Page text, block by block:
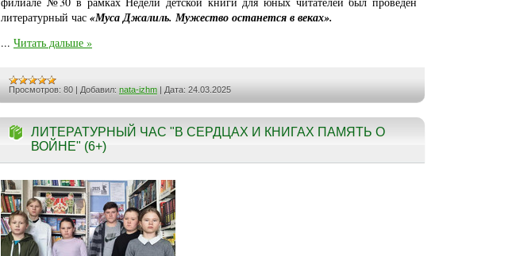
литературный час «Муса Джалиль. Мужество останется в веках».
... Читать дальше »
Просмотров: 80 Добавил: nata-izhm Дата: 24.03.2025
ЛИТЕРАТУРНЫЙ ЧАС "В СЕРДЦАХ И КНИГАХ ПАМЯТЬ О
ВОЙНЕ" (6+)